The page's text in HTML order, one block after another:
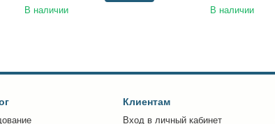
В наличии В наличии
Клиентам
Вход в личный кабинет